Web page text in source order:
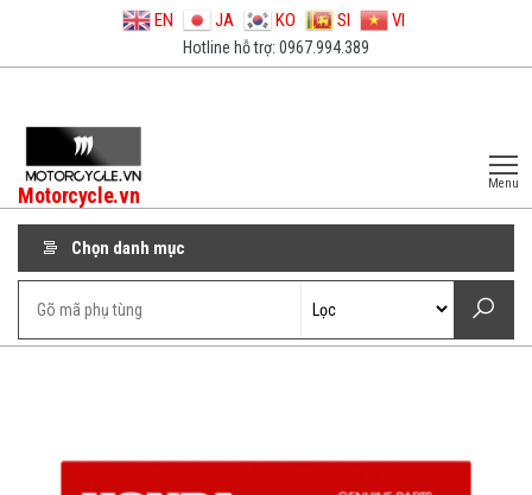
EN JA KO SI VI
Hotline hỗ trợ: 0967.994.389
Motorcycle.vn Menu
Chọn danh mục